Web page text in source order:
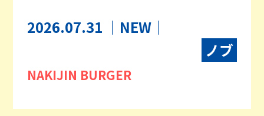
2026.07.31 ｜NEW｜
ノブ
NAKIJIN BURGER